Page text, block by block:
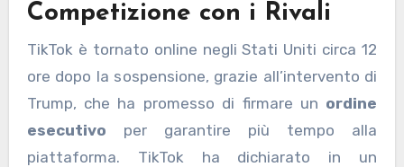
Competizione con i Rivali
TikTok è tornato online negli Stati Uniti circa 12
ore dopo la sospensione, grazie all’intervento di
Trump, che ha promesso di firmare un ordine
esecutivo per garantire più tempo alla
piattaforma. TikTok ha dichiarato in un